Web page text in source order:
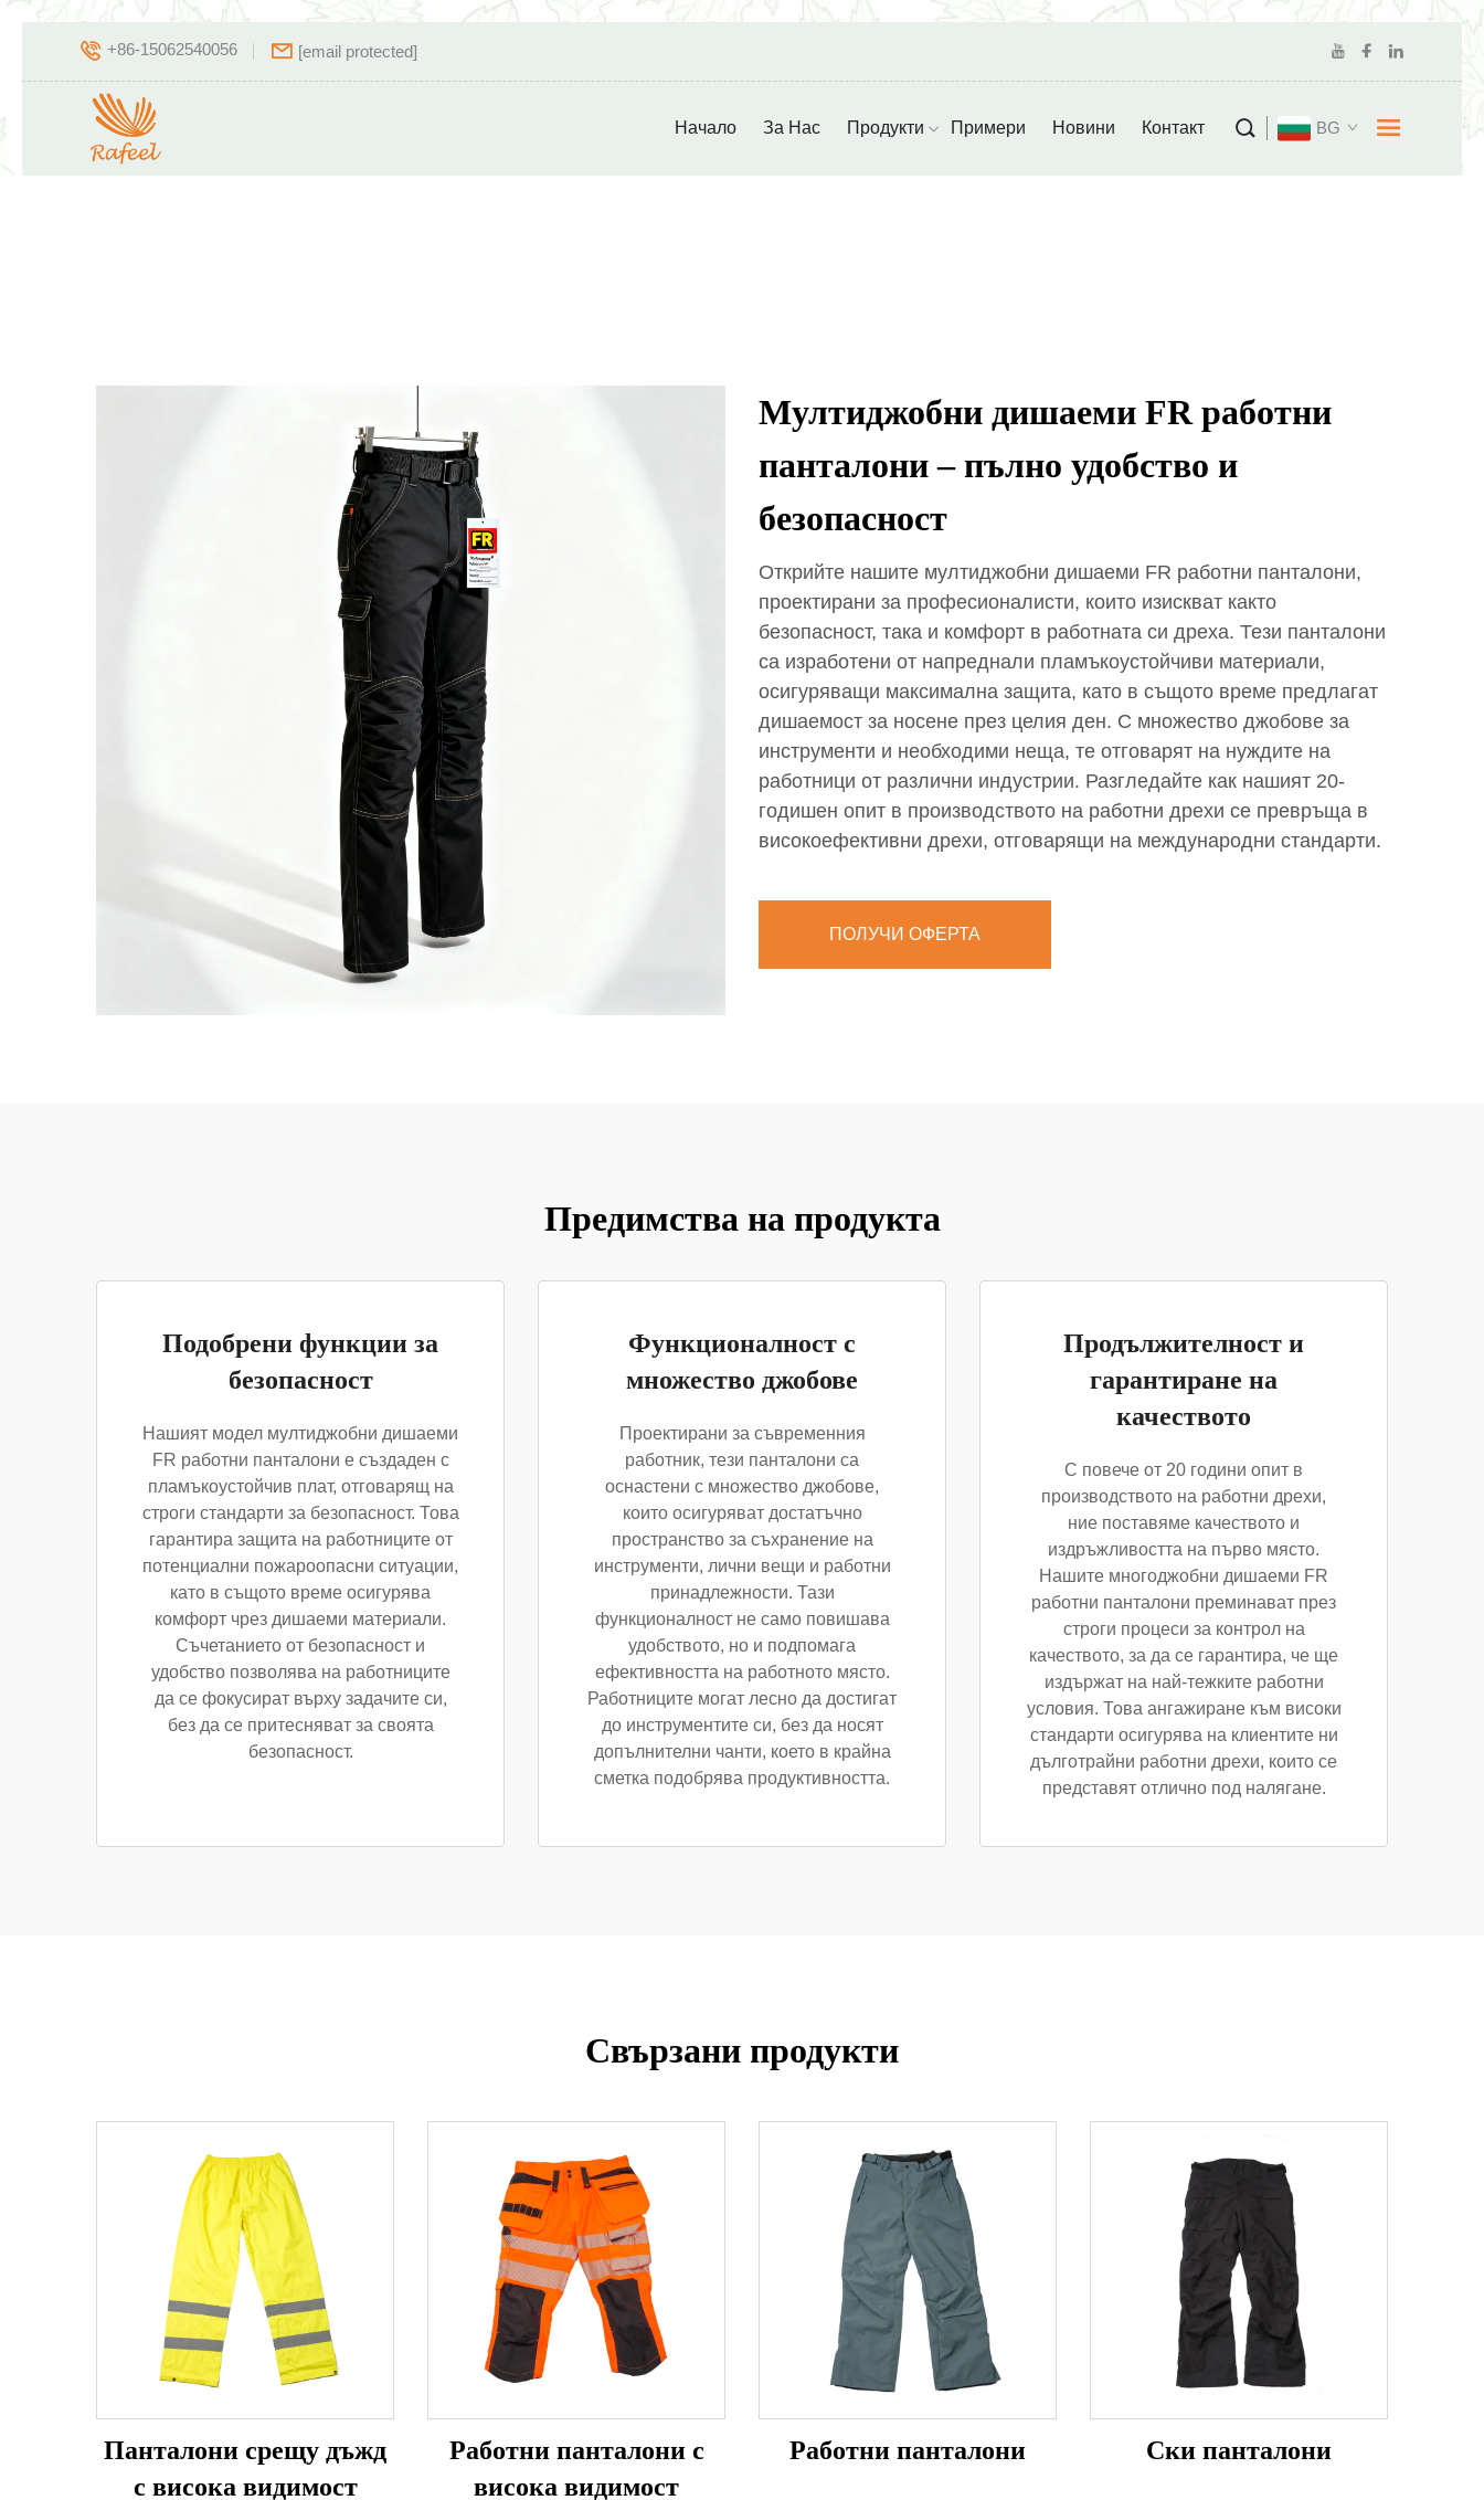
+86-15062540056 [email protected]
Начало За Нас Продукти Примери Новини Контакт BG
Мултиджобни дишаеми FR работни
панталони – пълно удобство и
безопасност
Открийте нашите мултиджобни дишаеми FR работни панталони,
проектирани за професионалисти, които изискват както
безопасност, така и комфорт в работната си дреха. Тези панталони
са изработени от напреднали пламъкоустойчиви материали,
осигуряващи максимална защита, като в същото време предлагат
дишаемост за носене през целия ден. С множество джобове за
инструменти и необходими неща, те отговарят на нуждите на
работници от различни индустрии. Разгледайте как нашият 20-
годишен опит в производството на работни дрехи се превръща в
високоефективни дрехи, отговарящи на международни стандарти.
ПОЛУЧИ ОФЕРТА
Предимства на продукта
Подобрени функции за
безопасност
Нашият модел мултиджобни дишаеми
FR работни панталони е създаден с
пламъкоустойчив плат, отговарящ на
строги стандарти за безопасност. Това
гарантира защита на работниците от
потенциални пожароопасни ситуации,
като в същото време осигурява
комфорт чрез дишаеми материали.
Съчетанието от безопасност и
удобство позволява на работниците
да се фокусират върху задачите си,
без да се притесняват за своята
безопасност.
Функционалност с
множество джобове
Проектирани за съвременния
работник, тези панталони са
оснастени с множество джобове,
които осигуряват достатъчно
пространство за съхранение на
инструменти, лични вещи и работни
принадлежности. Тази
функционалност не само повишава
удобството, но и подпомага
ефективността на работното място.
Работниците могат лесно да достигат
до инструментите си, без да носят
допълнителни чанти, което в крайна
сметка подобрява продуктивността.
Продължителност и
гарантиране на
качеството
С повече от 20 години опит в
производството на работни дрехи,
ние поставяме качеството и
издръжливостта на първо място.
Нашите многоджобни дишаеми FR
работни панталони преминават през
строги процеси за контрол на
качеството, за да се гарантира, че ще
издържат на най-тежките работни
условия. Това ангажиране към високи
стандарти осигурява на клиентите ни
дълготрайни работни дрехи, които се
представят отлично под налягане.
Свързани продукти
Панталони срещу дъжд
с висока видимост
Работни панталони с
висока видимост
Работни панталони Ски панталони